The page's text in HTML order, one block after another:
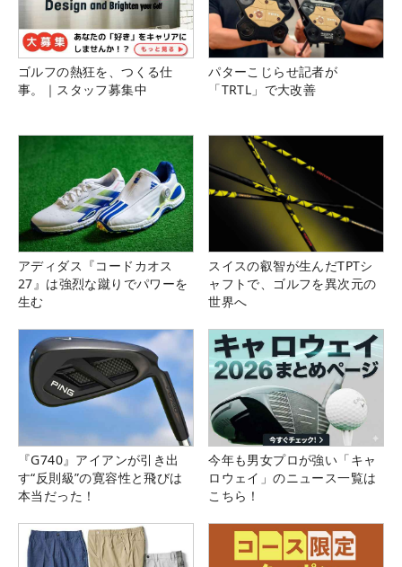
ゴルフの熱狂を、つくる仕
事。｜スタッフ募集中
パターこじらせ記者が
「TRTL」で大改善
アディダス『コードカオス
27』は強烈な蹴りでパワーを
生む
スイスの叡智が生んだTPTシ
ャフトで、ゴルフを異次元の
世界へ
『G740』アイアンが引き出
す“反則級”の寛容性と飛びは
本当だった！
今年も男女プロが強い「キャ
ロウェイ」のニュース一覧は
こちら！